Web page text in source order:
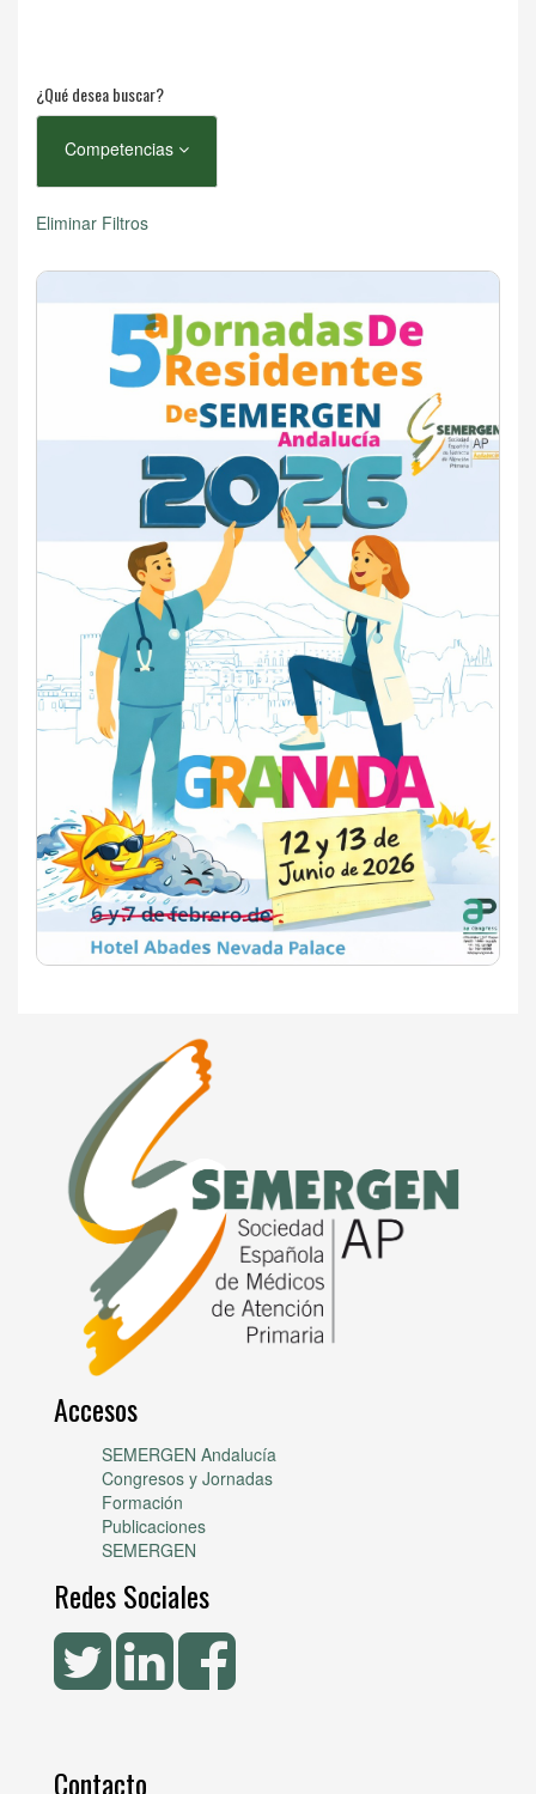
¿Qué desea buscar?
Competencias
Eliminar Filtros
Accesos
SEMERGEN Andalucía
Congresos y Jornadas
Formación
Publicaciones
SEMERGEN
Redes Sociales
Contacto